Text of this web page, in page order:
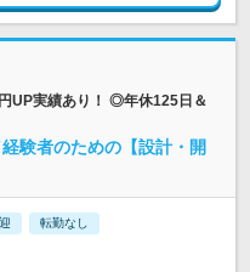
UP実績あり！ ◎年休125日＆
験者のための【設計・開
転勤なし